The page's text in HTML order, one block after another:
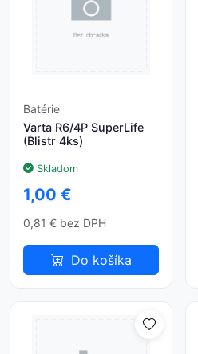
Batérie
Varta R6/4P SuperLife
(Blistr 4ks)
Skladom
1,00 €
0,81 € bez DPH
Do košíka